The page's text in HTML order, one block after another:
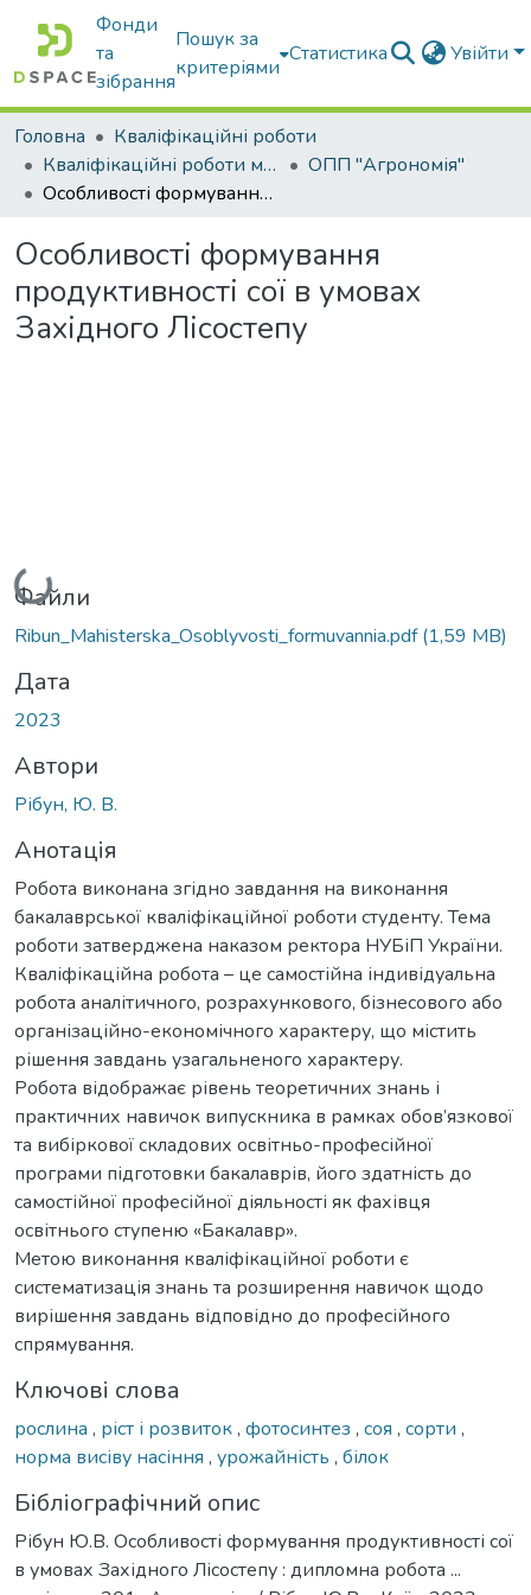
Фонди
та
зібрання
Пошук за
критеріями
Статистика Увійти
Головна
Кваліфікаційні роботи
Кваліфікаційні роботи магістрів
ОПП "Агрономія"
Особливості формування продуктивності сої в умовах Західного Лісостепу
Особливості формування
продуктивності сої в умовах
Західного Лісостепу
Вантажиться...
Файли
Ribun_Mahisterska_Osoblyvosti_formuvannia.pdf(1,59 MB)
Дата
2023
Автори
Рібун, Ю. В.
Анотація
Робота виконана згідно завдання на виконання
бакалаврської кваліфікаційної роботи студенту. Тема
роботи затверджена наказом ректора НУБіП України.
Кваліфікаційна робота – це самостійна індивідуальна
робота аналітичного, розрахункового, бізнесового або
організаційно-економічного характеру, що містить
рішення завдань узагальненого характеру.
Робота відображає рівень теоретичних знань і
практичних навичок випускника в рамках обов’язкової
та вибіркової складових освітньо-професійної
програми підготовки бакалаврів, його здатність до
самостійної професійної діяльності як фахівця
освітнього ступеню «Бакалавр».
Метою виконання кваліфікаційної роботи є
систематизація знань та розширення навичок щодо
вирішення завдань відповідно до професійного
спрямування.
Ключові слова
рослина , ріст і розвиток, фотосинтез , соя , сорти ,
норма висіву насіння , урожайність , білок
Бібліографічний опис
Рібун Ю.В. Особливості формування продуктивності сої
в умовах Західного Лісостепу : дипломна робота ...